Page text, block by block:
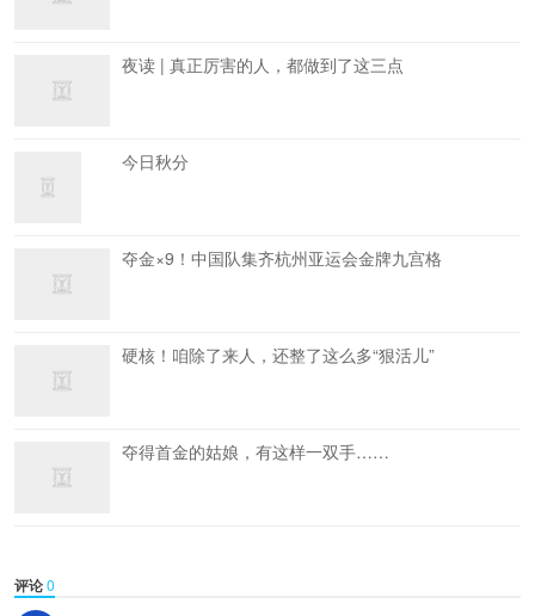
夜读 | 真正厉害的人，都做到了这三点
今日秋分
夺金×9！中国队集齐杭州亚运会金牌九宫格
硬核！咱除了来人，还整了这么多“狠活儿”
夺得首金的姑娘，有这样一双手……
评论0